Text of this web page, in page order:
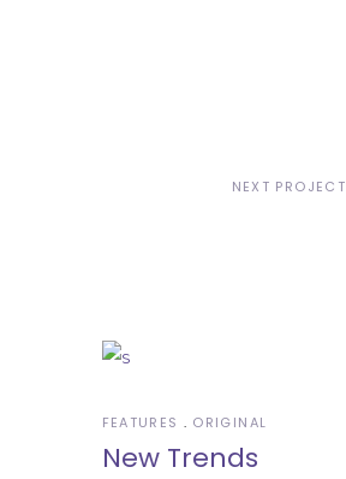
NEXT PROJECT
FEATURES ORIGINAL
New Trends